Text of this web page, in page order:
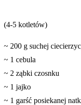
(4-5 kotletów)
~ 200 g suchej
~ 1 cebula
~ 2 ząbki czosnku
~ 1 jajko
~ 1 garść posiekanej